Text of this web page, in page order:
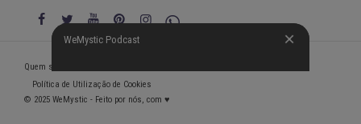
WeMystic Podcast
WeMystic Podcast
Quem somos
Política de Utilização de Cookies
© 2025 WeMystic - Feito por nós, com ♥